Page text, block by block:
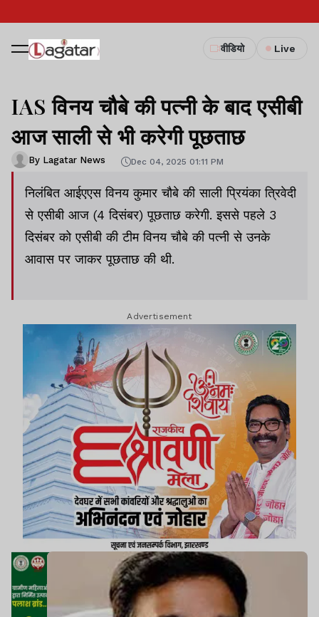
वीडियो Live
IAS विनय चौबे की पत्नी के बाद एसीबी
आज साली से भी करेगी पूछताछ
By Lagatar News Dec 04, 2025 01:11 PM
निलंबित आईएएस विनय कुमार चौबे की साली प्रियंका त्रिवेदी
से एसीबी आज (4 दिसंबर) पूछताछ करेगी. इससे पहले 3
दिसंबर को एसीबी की टीम विनय चौबे की पत्नी से उनके
आवास पर जाकर पूछताछ की थी.
Advertisement